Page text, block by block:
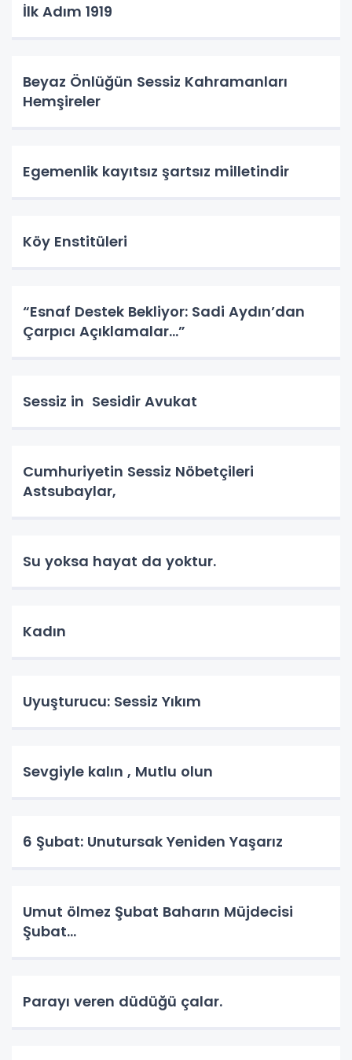
İlk Adım 1919
Beyaz Önlüğün Sessiz Kahramanları
Hemşireler
Egemenlik kayıtsız şartsız milletindir
Köy Enstitüleri
“Esnaf Destek Bekliyor: Sadi Aydın’dan
Çarpıcı Açıklamalar…”
Sessiz in Sesidir Avukat
Cumhuriyetin Sessiz Nöbetçileri
Astsubaylar,
Su yoksa hayat da yoktur.
Kadın
Uyuşturucu: Sessiz Yıkım
Sevgiyle kalın , Mutlu olun
6 Şubat: Unutursak Yeniden Yaşarız
Umut ölmez Şubat Baharın Müjdecisi
Şubat…
Parayı veren düdüğü çalar.